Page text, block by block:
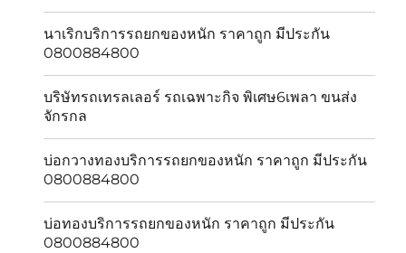
นาเริกบริการรถยกของหนัก ราคาถูก มีประกัน
0800884800
บริษัทรถเทรลเลอร์ รถเฉพาะกิจ พิเศษ6เพลา ขนส่ง
จักรกล
บ่อกวางทองบริการรถยกของหนัก ราคาถูก มีประกัน
0800884800
บ่อทองบริการรถยกของหนัก ราคาถูก มีประกัน
0800884800